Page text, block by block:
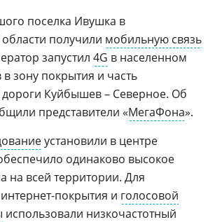
поселка Ивушка в
получили мобильную связь
запустил 4G в населенном
зону покрытия и часть
Куйбышев – Северное. Об
представители «МегаФона».
установили в центре
одинаково высокое
на всей территории. Для
покрытия и голосовой
использовали низкочастотный